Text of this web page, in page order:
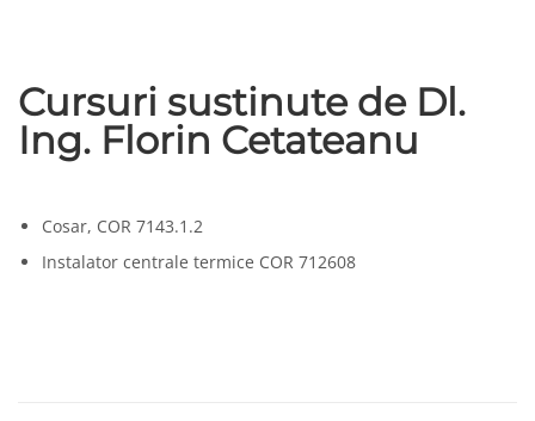
Cursuri sustinute de Dl.
Ing. Florin Cetateanu
Cosar, COR 7143.1.2
Instalator centrale termice COR 712608